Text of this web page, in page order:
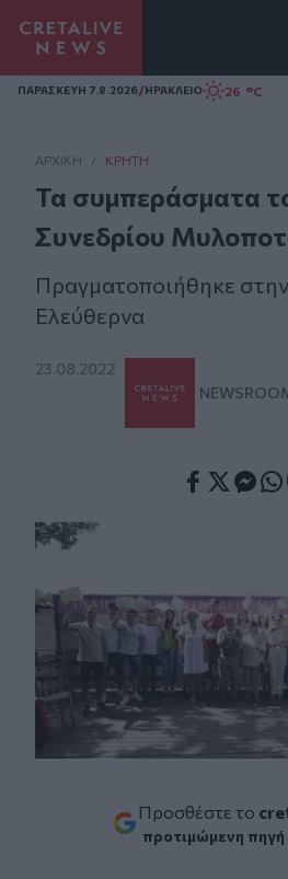
Homepage
ΠΑΡΑΣΚΕΥΗ 7.8.2026/ΗΡΑΚΛΕΙΟ 26 °C
ΑΡΧΙΚΗ / ΚΡΉΤΗ
Τα συμπεράσματα
Συνεδρίου
Πραγματοποιήθηκε
Ελεύθερνα
23.08.2022
Προσθέστε το
προτιμώμενη